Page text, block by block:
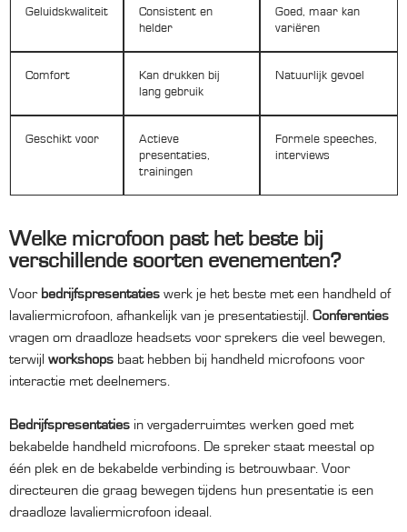
Geluidskwaliteit
Consistent en
helder
Goed, maar kan
variëren
Comfort
Kan drukken bij
lang gebruik
Natuurlijk gevoel
Geschikt voor
Actieve
presentaties,
trainingen
Formele speeches,
interviews
Welke microfoon past het beste bij
verschillende soorten evenementen?
Voor bedrijfspresentaties werk je het beste met een handheld of
lavaliermicrofoon, afhankelijk van je presentatiestijl. Conferenties
vragen om draadloze headsets voor sprekers die veel bewegen,
terwijl workshops baat hebben bij handheld microfoons voor
interactie met deelnemers.
Bedrijfspresentaties in vergaderruimtes werken goed met
bekabelde handheld microfoons. De spreker staat meestal op
één plek en de bekabelde verbinding is betrouwbaar. Voor
directeuren die graag bewegen tijdens hun presentatie is een
draadloze lavaliermicrofoon ideaal.